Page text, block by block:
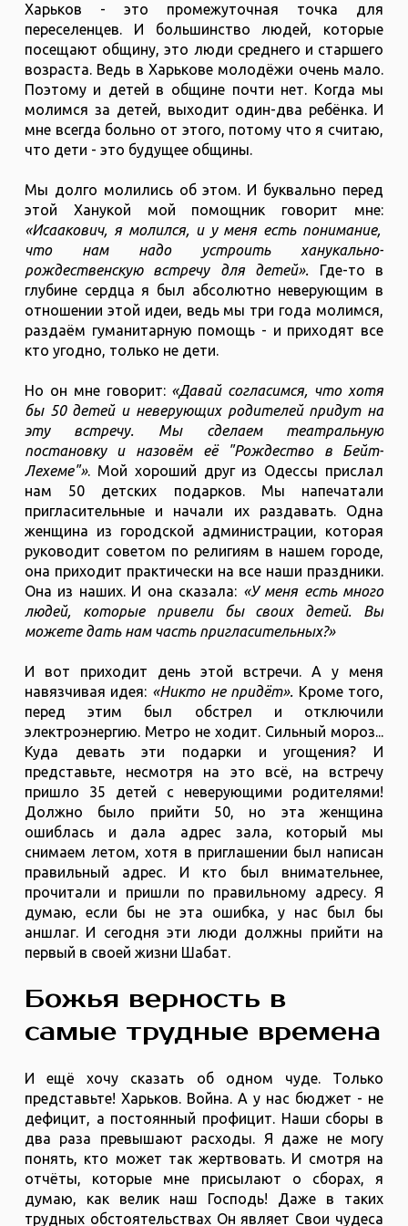
Харьков - это промежуточная точка для
переселенцев. И большинство людей, которые
посещают общину, это люди среднего и старшего
возраста. Ведь в Харькове молодёжи очень мало.
Поэтому и детей в общине почти нет. Когда мы
молимся за детей, выходит один-два ребёнка. И
мне всегда больно от этого, потому что я считаю,
что дети - это будущее общины.
Мы долго молились об этом. И буквально перед
этой Ханукой мой помощник говорит мне:
«Исаакович, я молился, и у меня есть понимание,
что нам надо устроить ханукально-
рождественскую встречу для детей». Где-то в
глубине сердца я был абсолютно неверующим в
отношении этой идеи, ведь мы три года молимся,
раздаём гуманитарную помощь - и приходят все
кто угодно, только не дети.
Но он мне говорит: «Давай согласимся, что хотя
бы 50 детей и неверующих родителей придут на
эту встречу. Мы сделаем театральную
постановку и назовём её "Рождество в Бейт-
Лехеме"». Мой хороший друг из Одессы прислал
нам 50 детских подарков. Мы напечатали
пригласительные и начали их раздавать. Одна
женщина из городской администрации, которая
руководит советом по религиям в нашем городе,
она приходит практически на все наши праздники.
Она из наших. И она сказала: «У меня есть много
людей, которые привели бы своих детей. Вы
можете дать нам часть пригласительных?»
И вот приходит день этой встречи. А у меня
навязчивая идея: «Никто не придёт». Кроме того,
перед этим был обстрел и отключили
электроэнергию. Метро не ходит. Сильный мороз...
Куда девать эти подарки и угощения? И
представьте, несмотря на это всё, на встречу
пришло 35 детей с неверующими родителями!
Должно было прийти 50, но эта женщина
ошиблась и дала адрес зала, который мы
снимаем летом, хотя в приглашении был написан
правильный адрес. И кто был внимательнее,
прочитали и пришли по правильному адресу. Я
думаю, если бы не эта ошибка, у нас был бы
аншлаг. И сегодня эти люди должны прийти на
первый в своей жизни Шабат.
Божья верность в
самые трудные времена
И ещё хочу сказать об одном чуде. Только
представьте! Харьков. Война. А у нас бюджет - не
дефицит, а постоянный профицит. Наши сборы в
два раза превышают расходы. Я даже не могу
понять, кто может так жертвовать. И смотря на
отчёты, которые мне присылают о сборах, я
думаю, как велик наш Господь! Даже в таких
трудных обстоятельствах Он являет Свои чудеса